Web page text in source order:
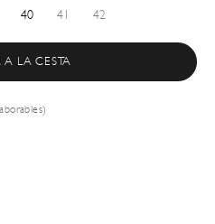
40 41 42
LA CESTA